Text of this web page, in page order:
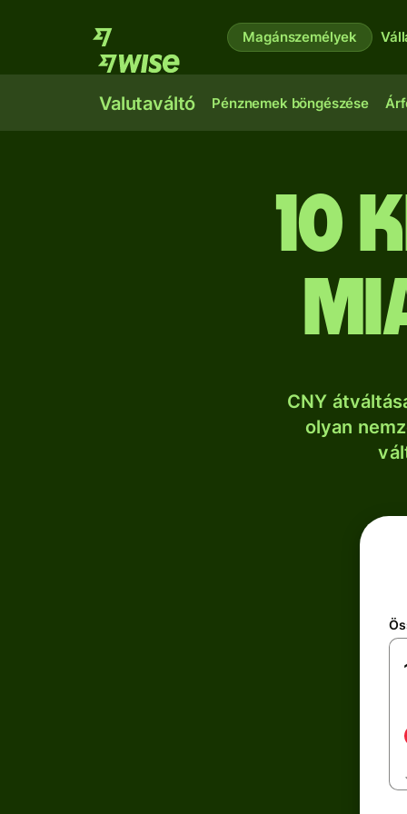
Magánszemélyek
Valutaváltó Pénznemek böngészése
10
CNY
olyan